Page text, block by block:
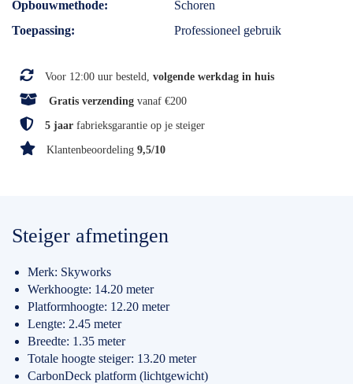
Opbouwmethode
Schoren
Toepassing
Professioneel gebruik
Voor 12:00 uur besteld, volgende werkdag in huis
Gratis verzending vanaf €200
5 jaar fabrieksgarantie op je steiger
Klantenbeoordeling 9,5/10
Steiger afmetingen
Merk: Skyworks
Werkhoogte: 14.20 meter
Platformhoogte: 12.20 meter
Lengte: 2.45 meter
Breedte: 1.35 meter
Totale hoogte steiger: 13.20 meter
CarbonDeck platform (lichtgewicht)